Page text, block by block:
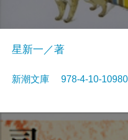
星新一／著
新潮文庫 978-4-10-